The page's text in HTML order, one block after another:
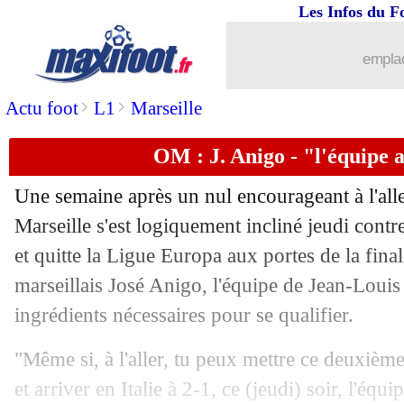
Actu foot> L1 > Marseille
Les Infos du
OM : J. Anigo - "l'équipe
Une semaine après un nul encourageant à
Marseille s'est logiquement incliné jeudi
et quitte la Ligue Europa aux portes de la
marseillais José Anigo, l'équipe de Jean-Louis
ingrédients nécessaires pour se qualifier.
"Même si, à l'aller, tu peux mettre ce
et arriver en Italie à 2-1, ce (jeudi) soir,
: Cabot de retour contre Rennes
10/05 Nantes: PSG et OM, le constat de
10/05 OM: l'offre pour Fonseca confirmée
10/05 Real: Tchouaméni, Ancelotti pas
10/05 Inter : Barella va bien prolonger
10/05 L2: Auxerre promu en L1 ce soir si...
Real : Dortmund, Courtois préféré à